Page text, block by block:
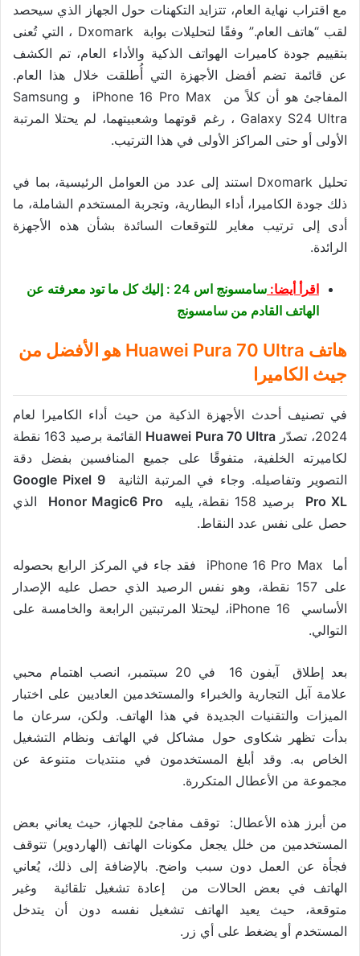
مع اقتراب نهاية العام، تتزايد التكهنات حول الجهاز الذي سيحصد
لقب “هاتف العام.” وفقًا لتحليلات بوابة Dxomark ، التي تُعنى
بتقييم جودة كاميرات الهواتف الذكية والأداء العام، تم الكشف
عن قائمة تضم أفضل الأجهزة التي أُطلقت خلال هذا العام.
المفاجئ هو أن كلاً من iPhone 16 Pro Max و Samsung
Galaxy S24 Ultra ، رغم قوتهما وشعبيتهما، لم يحتلا المرتبة
الأولى أو حتى المراكز الأولى في هذا الترتيب.
تحليل Dxomark استند إلى عدد من العوامل الرئيسية، بما في
ذلك جودة الكاميرا، أداء البطارية، وتجربة المستخدم الشاملة، ما
أدى إلى ترتيب مغاير للتوقعات السائدة بشأن هذه الأجهزة
الرائدة.
اقرأ أيضا:
سامسونج اس 24 : إليك كل ما تود معرفته عن
الهاتف القادم من سامسونج
هاتف
Huawei Pura 70 Ultra هو الأفضل من
جيث الكاميرا
في تصنيف أحدث الأجهزة الذكية من حيث أداء الكاميرا لعام
2024، تصدّر
Huawei Pura 70 Ultra
القائمة برصيد 163 نقطة
لكاميرته الخلفية، متفوقًا على جميع المنافسين بفضل دقة
التصوير وتفاصيله. وجاء في المرتبة الثانية Google Pixel 9
Pro XL برصيد 158 نقطة، يليه Honor Magic6 Pro الذي
حصل على نفس عدد النقاط.
أما iPhone 16 Pro Max فقد جاء في المركز الرابع بحصوله
على 157 نقطة، وهو نفس الرصيد الذي حصل عليه الإصدار
الأساسي iPhone 16، ليحتلا المرتبتين الرابعة والخامسة على
التوالي.
بعد إطلاق آيفون 16 في 20 سبتمبر، انصب اهتمام محبي
علامة آبل التجارية والخبراء والمستخدمين العاديين على اختبار
الميزات والتقنيات الجديدة في هذا الهاتف. ولكن، سرعان ما
بدأت تظهر شكاوى حول مشاكل في الهاتف ونظام التشغيل
الخاص به. وقد أبلغ المستخدمون في منتديات متنوعة عن
مجموعة من الأعطال المتكررة.
من أبرز هذه الأعطال: توقف مفاجئ للجهاز، حيث يعاني بعض
المستخدمين من خلل يجعل مكونات الهاتف (الهاردوير) تتوقف
فجأة عن العمل دون سبب واضح. بالإضافة إلى ذلك، يُعاني
الهاتف في بعض الحالات من إعادة تشغيل تلقائية وغير
متوقعة، حيث يعيد الهاتف تشغيل نفسه دون أن يتدخل
المستخدم أو يضغط على أي زر.